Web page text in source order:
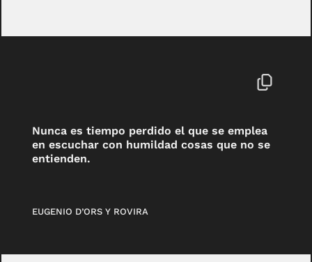
Nunca es tiempo perdido el que se emplea
en escuchar con humildad cosas que no se
entienden.
EUGENIO D’ORS Y ROVIRA